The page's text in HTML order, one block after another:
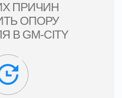
ПРИЧИН
ОПОРУ
В GM-CITY